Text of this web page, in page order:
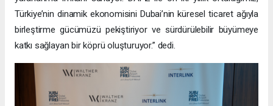
kuruluşun üst düzey temsilcileri bir araya geldi. İmzalanan
anlaşma, DAFZ’ın CEPA hedefleriyle uyumlu iş birliklerini
kolaylaştırma adına adımlar attığını ve Türk işletmelerinin
genişlemesini desteklediğini kanıtlar nitelikte.
Yapılan iş birliğine dair memnuniyetini dile getiren Interlink